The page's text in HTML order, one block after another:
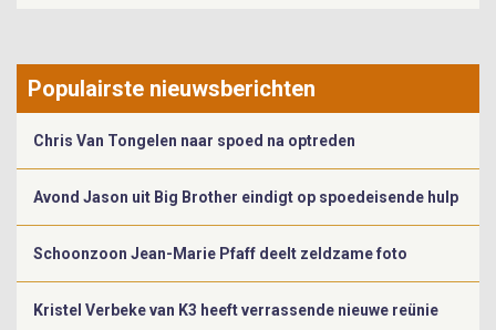
Populairste nieuwsberichten
Chris Van Tongelen naar spoed na optreden
Avond Jason uit Big Brother eindigt op spoedeisende hulp
Schoonzoon Jean-Marie Pfaff deelt zeldzame foto
Kristel Verbeke van K3 heeft verrassende nieuwe reünie